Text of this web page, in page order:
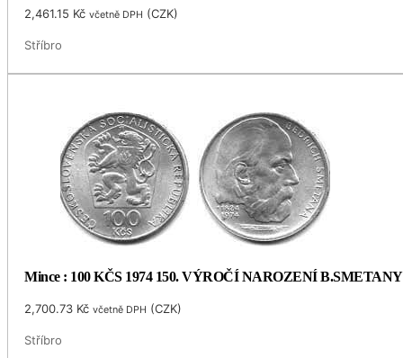
2,461.15 Kč včetně DPH (CZK)
Stříbro
Mince : 100 KČS 1974 150. VÝROČÍ NAROZENÍ B.SMETANY
2,700.73 Kč včetně DPH (CZK)
Stříbro